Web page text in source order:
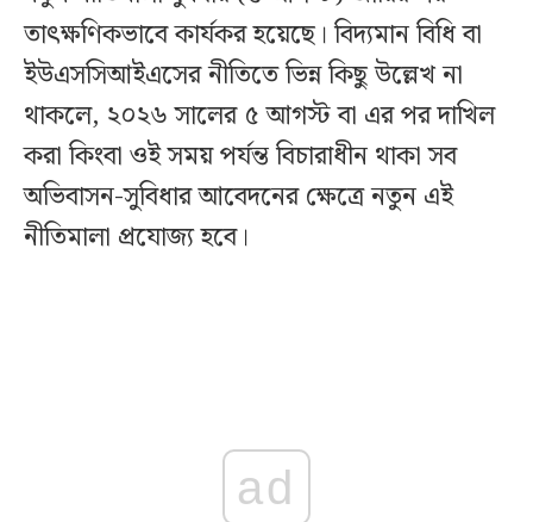
তাৎক্ষণিকভাবে কার্যকর হয়েছে। বিদ্যমান বিধি বা
ইউএসসিআইএসের নীতিতে ভিন্ন কিছু উল্লেখ না
থাকলে, ২০২৬ সালের ৫ আগস্ট বা এর পর দাখিল
করা কিংবা ওই সময় পর্যন্ত বিচারাধীন থাকা সব
অভিবাসন-সুবিধার আবেদনের ক্ষেত্রে নতুন এই
নীতিমালা প্রযোজ্য হবে।
ad